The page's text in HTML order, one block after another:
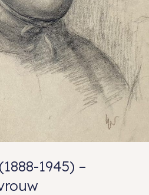
1945) –